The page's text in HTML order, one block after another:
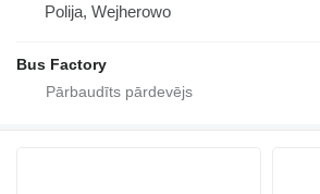
Polija, Wejherowo
Bus Factory